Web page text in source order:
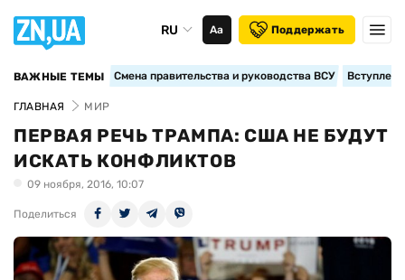
RU Аа Поддержать
ВАЖНЫЕ ТЕМЫ Смена правительства и руководства ВСУ
ГЛАВНАЯ МИР
ПЕРВАЯ РЕЧЬ ТРАМПА: США НЕ БУДУТ
ИСКАТЬ КОНФЛИКТОВ
09 ноября, 2016, 10:07
Поделиться